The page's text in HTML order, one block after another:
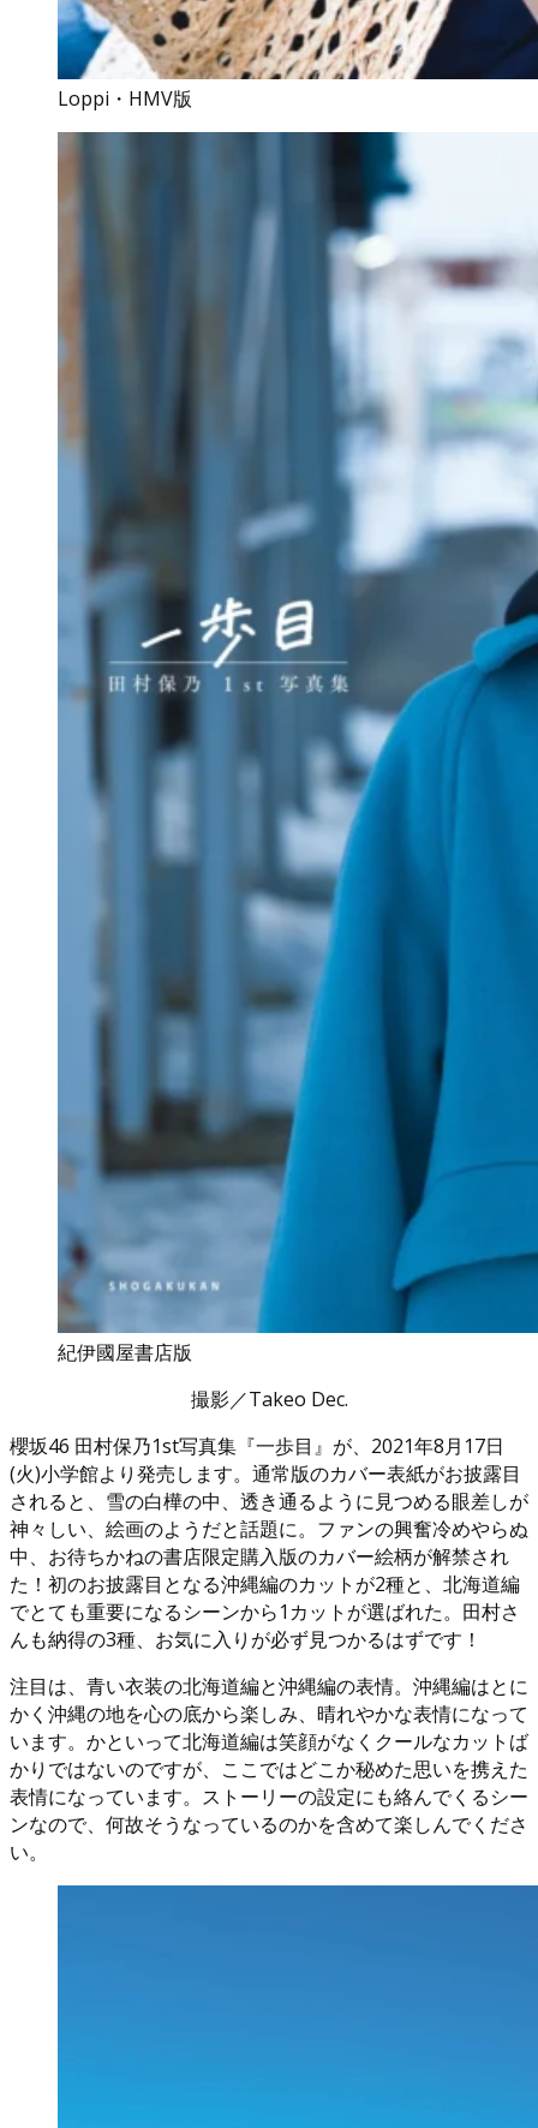
Loppi・HMV版
紀伊國屋書店版
撮影／Takeo Dec.
櫻坂46 田村保乃1st写真集『一歩目』が、2021年8月17日
(火)小学館より発売します。通常版のカバー表紙がお披露目
されると、雪の白樺の中、透き通るように見つめる眼差しが
神々しい、絵画のようだと話題に。ファンの興奮冷めやらぬ
中、お待ちかねの書店限定購入版のカバー絵柄が解禁され
た！初のお披露目となる沖縄編のカットが2種と、北海道編
でとても重要になるシーンから1カットが選ばれた。田村さ
んも納得の3種、お気に入りが必ず見つかるはずです！
注目は、青い衣装の北海道編と沖縄編の表情。沖縄編はとに
かく沖縄の地を心の底から楽しみ、晴れやかな表情になって
います。かといって北海道編は笑顔がなくクールなカットば
かりではないのですが、ここではどこか秘めた思いを携えた
表情になっています。ストーリーの設定にも絡んでくるシー
ンなので、何故そうなっているのかを含めて楽しんでくださ
い。